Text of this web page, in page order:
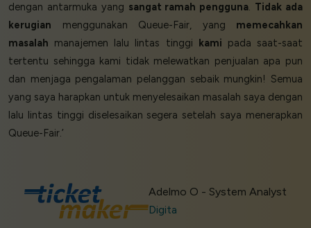
dengan antarmuka yang sangat ramah pengguna. Tidak ada
kerugian menggunakan Queue-Fair, yang memecahkan
masalah manajemen lalu lintas tinggi kami pada saat-saat
tertentu sehingga kami tidak melewatkan penjualan apa pun
dan menjaga pengalaman pelanggan sebaik mungkin! Semua
yang saya harapkan untuk menyelesaikan masalah saya dengan
lalu lintas tinggi diselesaikan segera setelah saya menerapkan
Queue-Fair.’
Adelmo O - System Analyst
Digita